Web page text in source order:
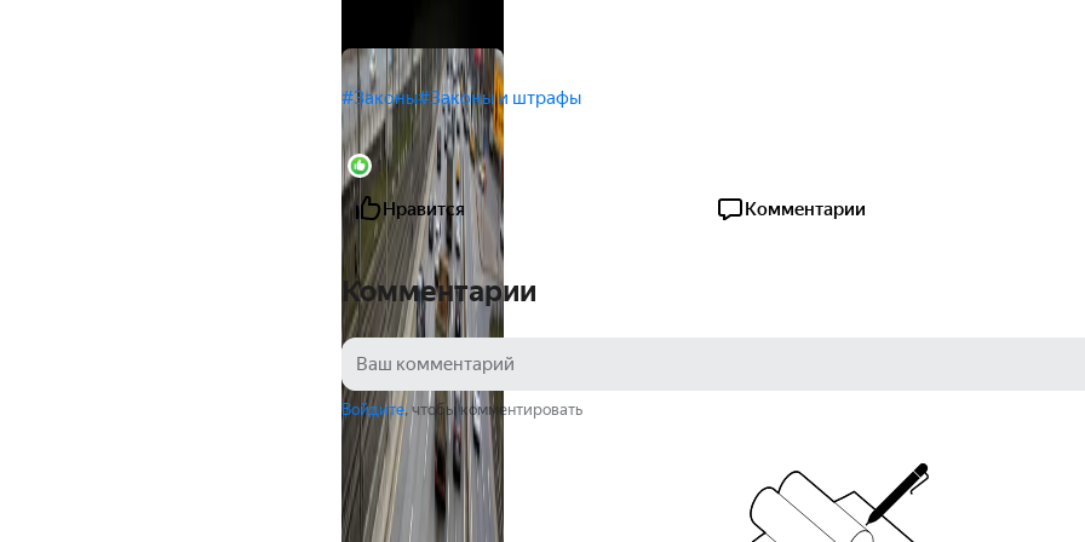
#Законы#Законы и штрафы
1
Нравится Комментарии
Комментарии
Войдите, чтобы комментировать